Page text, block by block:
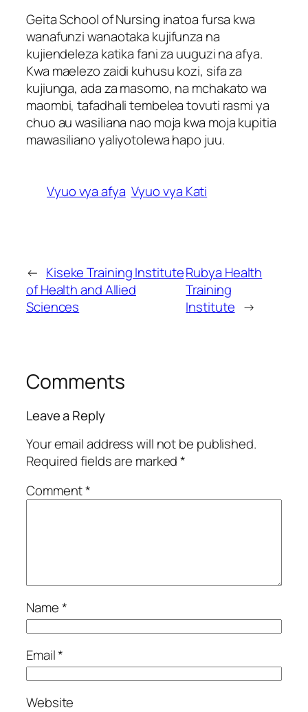
Geita School of Nursing inatoa fursa kwa
wanafunzi wanaotaka kujifunza na
kujiendeleza katika fani za uuguzi na afya.
Kwa maelezo zaidi kuhusu kozi, sifa za
kujiunga, ada za masomo, na mchakato wa
maombi, tafadhali tembelea tovuti rasmi ya
chuo au wasiliana nao moja kwa moja kupitia
mawasiliano yaliyotolewa hapo juu.
Vyuo vya afya Vyuo vya Kati
← Kiseke Training Institute
of Health and Allied
Sciences
Rubya Health
Training
Institute →
Comments
Leave a Reply
Your email address will not be published.
Required fields are marked*
Comment*
Name*
Email*
Website